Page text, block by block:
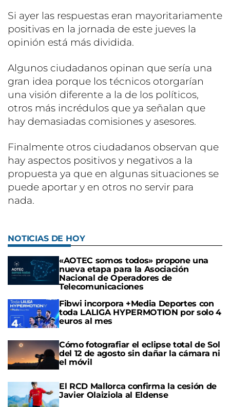
Si ayer las respuestas eran mayoritariamente
positivas en la jornada de este jueves la
opinión está más dividida.
Algunos ciudadanos opinan que sería una
gran idea porque los técnicos otorgarían
una visión diferente a la de los políticos,
otros más incrédulos que ya señalan que
hay demasiadas comisiones y asesores.
Finalmente otros ciudadanos observan que
hay aspectos positivos y negativos a la
propuesta ya que en algunas situaciones se
puede aportar y en otros no servir para
nada.
NOTICIAS DE HOY
«AOTEC somos todos» propone una
nueva etapa para la Asociación
Nacional de Operadores de
Telecomunicaciones
Fibwi incorpora +Media Deportes con
toda LALIGA HYPERMOTION por solo 4
euros al mes
Cómo fotografiar el eclipse total de Sol
del 12 de agosto sin dañar la cámara ni
el móvil
El RCD Mallorca confirma la cesión de
Javier Olaiziola al Eldense